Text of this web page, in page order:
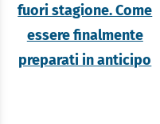
fuori stagione. Come
essere finalmente
preparati in anticipo